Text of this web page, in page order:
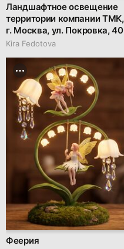
Ландшафтное освещение
территории компании ТМК,
г. Москва, ул. Покровка, 40
Kira Fedotova
Феерия